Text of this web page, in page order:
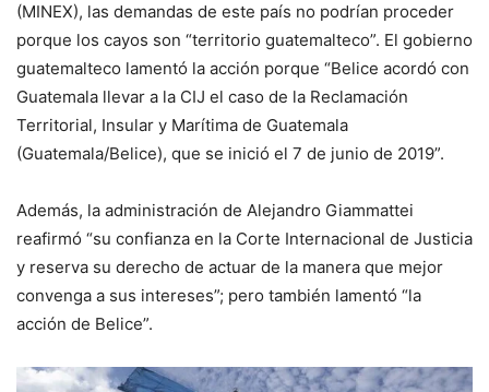
(MINEX), las demandas de este país no podrían proceder
porque los cayos son “territorio guatemalteco”. El gobierno
guatemalteco lamentó la acción porque “Belice acordó con
Guatemala llevar a la CIJ el caso de la Reclamación
Territorial, Insular y Marítima de Guatemala
(Guatemala/Belice), que se inició el 7 de junio de 2019”.
Además, la administración de Alejandro Giammattei
reafirmó “su confianza en la Corte Internacional de Justicia
y reserva su derecho de actuar de la manera que mejor
convenga a sus intereses”; pero también lamentó “la
acción de Belice”.